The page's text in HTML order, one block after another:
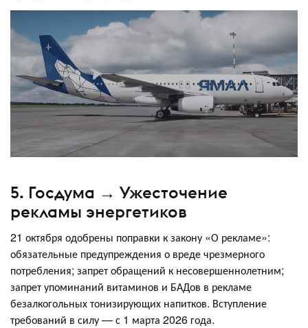
5. Госдума → Ужесточение
рекламы энергетиков
21 октября одобрены поправки к закону «О рекламе»:
обязательные предупреждения о вреде чрезмерного
потребления; запрет обращений к несовершеннолетним;
запрет упоминаний витаминов и БАДов в рекламе
безалкогольных тонизирующих напитков. Вступление
требований в силу — с 1 марта 2026 года.